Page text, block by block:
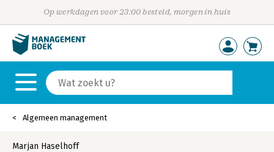
Op werkdagen voor 23:00 besteld, morgen in huis
Algemeen management
Marjan Haselhoff